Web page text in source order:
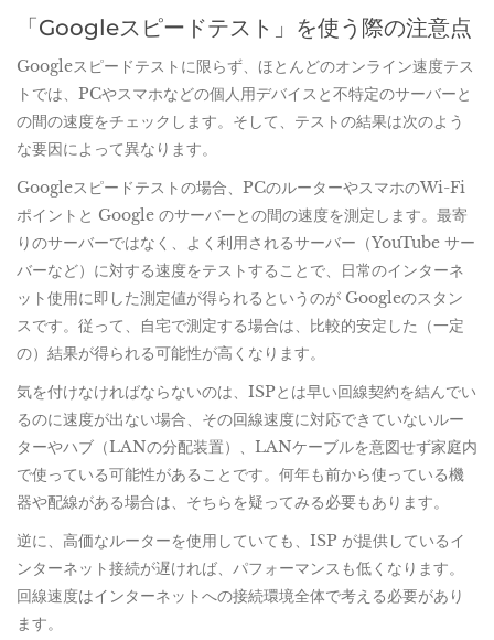
「Googleスピードテスト」を使う際の注意点
Googleスピードテストに限らず、ほとんどのオンライン速度テス
トでは、PCやスマホなどの個人用デバイスと不特定のサーバーと
の間の速度をチェックします。そして、テストの結果は次のよう
な要因によって異なります。
Googleスピードテストの場合、PCのルーターやスマホのWi-Fi
ポイントと Google のサーバーとの間の速度を測定します。最寄
りのサーバーではなく、よく利用されるサーバー（YouTube サー
バーなど）に対する速度をテストすることで、日常のインターネ
ット使用に即した測定値が得られるというのが Googleのスタン
スです。従って、自宅で測定する場合は、比較的安定した（一定
の）結果が得られる可能性が高くなります。
気を付けなければならないのは、ISPとは早い回線契約を結んでい
るのに速度が出ない場合、その回線速度に対応できていないルー
ターやハブ（LANの分配装置）、LANケーブルを意図せず家庭内
で使っている可能性があることです。何年も前から使っている機
器や配線がある場合は、そちらを疑ってみる必要もあります。
逆に、高価なルーターを使用していても、ISP が提供しているイ
ンターネット接続が遅ければ、パフォーマンスも低くなります。
回線速度はインターネットへの接続環境全体で考える必要があり
ます。